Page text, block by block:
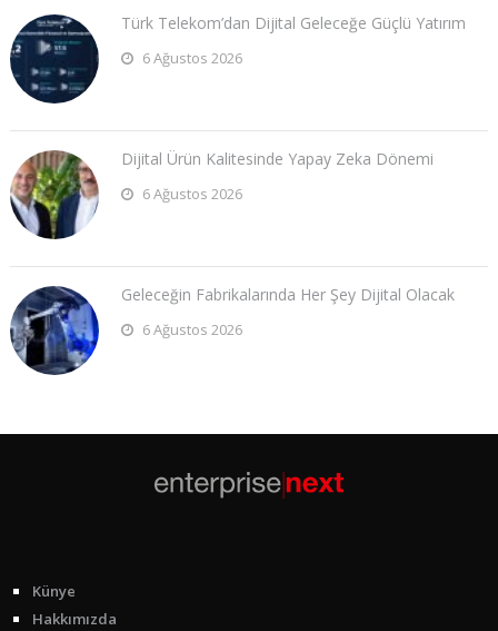
Türk Telekom’dan Dijital Geleceğe Güçlü Yatırım
6 Ağustos 2026
Dijital Ürün Kalitesinde Yapay Zeka Dönemi
6 Ağustos 2026
Geleceğin Fabrikalarında Her Şey Dijital Olacak
6 Ağustos 2026
Künye
Hakkımızda